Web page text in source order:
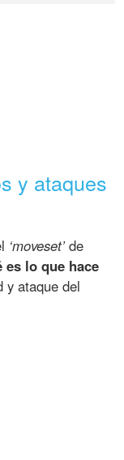
y ataques
‘moveset’de
es lo que hace
y ataque del